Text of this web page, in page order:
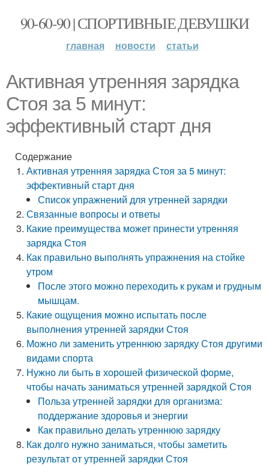
90-60-90 | СПОРТИВНЫЕ ДЕВУШКИ
главная новости статьи
Активная утренняя зарядка
Стоя за 5 минут:
эффективный старт дня
Содержание
Активная утренняя зарядка Стоя за 5 минут:
эффективный старт дня
Список упражнений для утренней зарядки
Связанные вопросы и ответы
Какие преимущества может принести утренняя
зарядка Стоя
Как правильно выполнять упражнения на стойке
утром
После этого можно переходить к рукам и грудным
мышцам.
Какие ощущения можно испытать после
выполнения утренней зарядки Стоя
Можно ли заменить утреннюю зарядку Стоя другими
видами спорта
Нужно ли быть в хорошей физической форме,
чтобы начать заниматься утренней зарядкой Стоя
Польза утренней зарядки для организма:
поддержание здоровья и энергии
Как правильно делать утреннюю зарядку
Как долго нужно заниматься, чтобы заметить
результат от утренней зарядки Стоя